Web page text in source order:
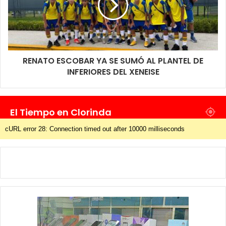
RENATO ESCOBAR YA SE SUMÓ AL PLANTEL DE
INFERIORES DEL XENEISE
El Tiempo en Clorinda
cURL error 28: Connection timed out after 10000 milliseconds